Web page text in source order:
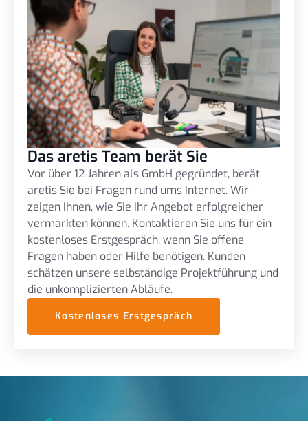
Das aretis Team berät Sie
Vor über 12 Jahren als GmbH gegründet, berät
aretis Sie bei Fragen rund ums Internet. Wir
zeigen Ihnen, wie Sie Ihr Angebot erfolgreicher
vermarkten können. Kontaktieren Sie uns für ein
kostenloses Erstgespräch, wenn Sie offene
Fragen haben oder Hilfe benötigen. Kunden
schätzen unsere selbständige Projektführung und
die unkomplizierten Abläufe.
Kostenloses Erstgespräch